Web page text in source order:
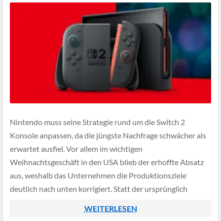
Nintendo muss seine Strategie rund um die Switch 2
Konsole anpassen, da die jüngste Nachfrage schwächer als
erwartet ausfiel. Vor allem im wichtigen
Weihnachtsgeschäft in den USA blieb der erhoffte Absatz
aus, weshalb das Unternehmen die Produktionsziele
deutlich nach unten korrigiert. Statt der ursprünglich
Quartal nur noch rund […]
WEITERLESEN